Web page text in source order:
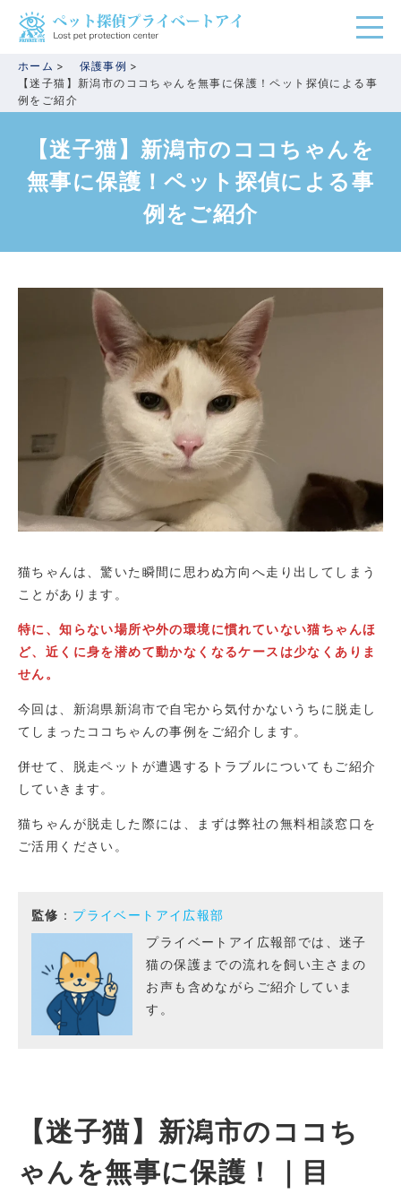
ホーム
保護事例
【迷子猫】新潟市のココちゃんを無事に保護！ペット探偵による事
例をご紹介
【迷子猫】新潟市のココちゃんを
無事に保護！ペット探偵による事
例をご紹介
猫ちゃんは、驚いた瞬間に思わぬ方向へ走り出してしまう
ことがあります。
特に、知らない場所や外の環境に慣れていない猫ちゃんほ
ど、近くに身を潜めて動かなくなるケースは少なくありま
せん。
今回は、新潟県新潟市で自宅から気付かないうちに脱走し
てしまったココちゃんの事例をご紹介します。
併せて、脱走ペットが遭遇するトラブルについてもご紹介
していきます。
猫ちゃんが脱走した際には、まずは弊社の無料相談窓口を
ご活用ください。
監修 ： プライベートアイ広報部
プライベートアイ広報部では、迷子
猫の保護までの流れを飼い主さまの
お声も含めながらご紹介していま
す。
【迷子猫】新潟市のココち
ゃんを無事に保護！｜目